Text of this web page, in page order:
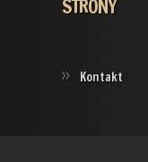
STRONY
Kontakt